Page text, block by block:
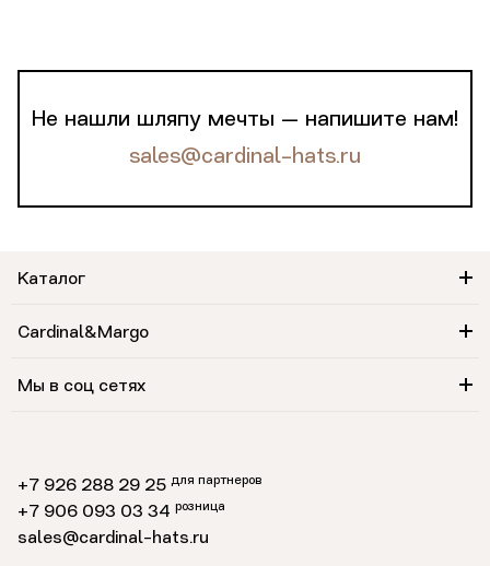
Не нашли шляпу мечты — напишите нам!
sales@cardinal-hats.ru
Каталог
Cardinal&Margo
Мы в соц сетях
+7 926 288 29 25 для партнеров
+7 906 093 03 34 розница
sales@cardinal-hats.ru